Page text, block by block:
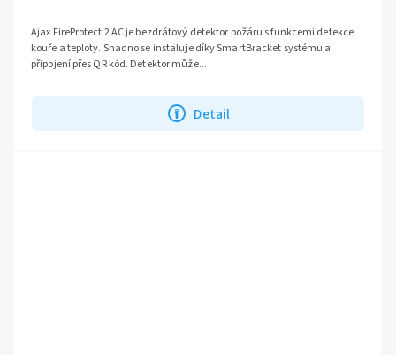
Detail
Ajax FireProtect 2 AC je bezdrátový detektor požáru s funkcemi detekce
kouře a teploty. Snadno se instaluje díky SmartBracket systému a
připojení přes QR kód. Detektor může...